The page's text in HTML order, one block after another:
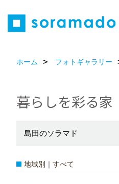
ホーム フォトギャラリー
暮らしを彩る家
島田のソラマド
地域別｜すべて